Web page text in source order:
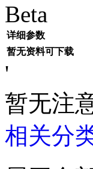
Beta
详细参数
暂无资料可下载
'
暂无注
相关分